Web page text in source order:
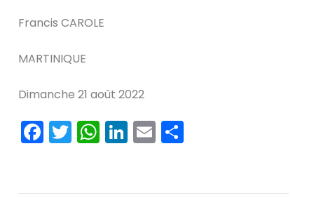
Francis CAROLE
MARTINIQUE
Dimanche 21 août 2022
Facebook
Twitter
WhatsApp
LinkedIn
Email